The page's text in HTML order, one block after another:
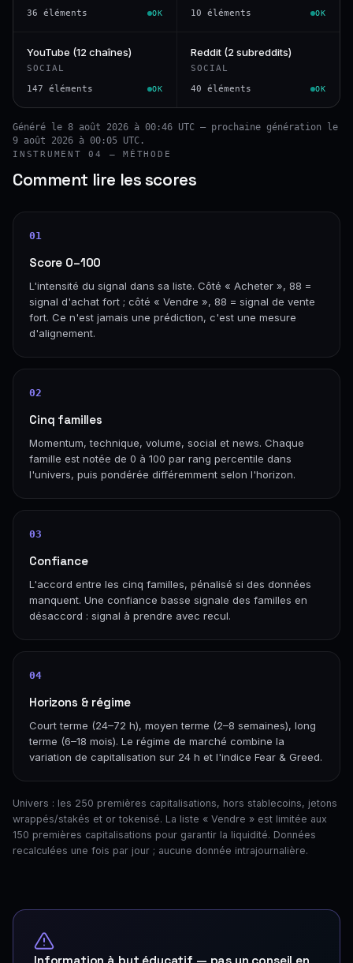
36 éléments OK 10 éléments OK
YouTube (12 chaînes)
SOCIAL
147 éléments OK
Reddit (2 subreddits)
SOCIAL
40 éléments OK
Généré le 8 août 2026 à 00:46 UTC — prochaine génération le
9 août 2026 à 00:05 UTC.
INSTRUMENT 04 — MÉTHODE
Comment lire les scores
01
Score 0–100
L'intensité du signal dans sa liste. Côté « Acheter », 88 =
signal d'achat fort ; côté « Vendre », 88 = signal de vente
fort. Ce n'est jamais une prédiction, c'est une mesure
d'alignement.
02
Cinq familles
Momentum, technique, volume, social et news. Chaque
famille est notée de 0 à 100 par rang percentile dans
l'univers, puis pondérée différemment selon l'horizon.
03
Confiance
L'accord entre les cinq familles, pénalisé si des données
manquent. Une confiance basse signale des familles en
désaccord : signal à prendre avec recul.
04
Horizons & régime
Court terme (24–72 h), moyen terme (2–8 semaines), long
terme (6–18 mois). Le régime de marché combine la
variation de capitalisation sur 24 h et l'indice Fear & Greed.
Univers : les 250 premières capitalisations, hors stablecoins, jetons
wrappés/stakés et or tokenisé. La liste « Vendre » est limitée aux
150 premières capitalisations pour garantir la liquidité. Données
recalculées une fois par jour ; aucune donnée intrajournalière.